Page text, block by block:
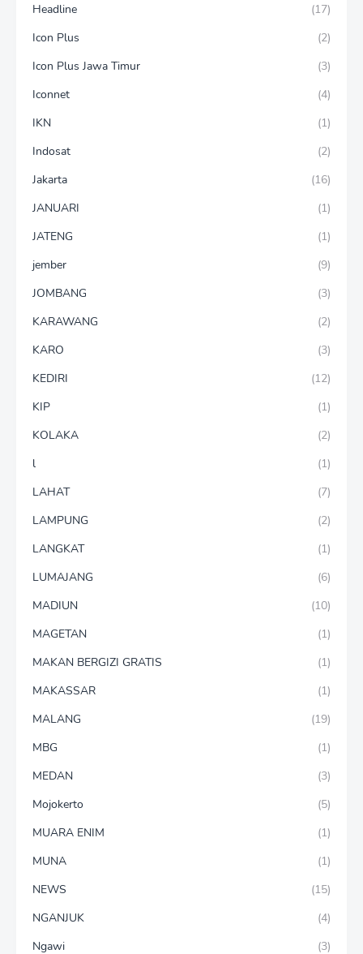
Headline
(17)
Icon Plus
(2)
Icon Plus Jawa Timur
(3)
Iconnet
(4)
IKN
(1)
Indosat
(2)
Jakarta
(16)
JANUARI
(1)
JATENG
(1)
jember
(9)
JOMBANG
(3)
KARAWANG
(2)
KARO
(3)
KEDIRI
(12)
KIP
(1)
KOLAKA
(2)
l
(1)
LAHAT
(7)
LAMPUNG
(2)
LANGKAT
(1)
LUMAJANG
(6)
MADIUN
(10)
MAGETAN
(1)
MAKAN BERGIZI GRATIS
(1)
MAKASSAR
(1)
MALANG
(19)
MBG
(1)
MEDAN
(3)
Mojokerto
(5)
MUARA ENIM
(1)
MUNA
(1)
NEWS
(15)
NGANJUK
(4)
Ngawi
(3)